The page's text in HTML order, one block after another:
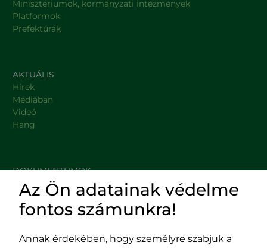
Minisztériumok, kormányzati intézmények
Platformok
Prefektúrák
AKTUÁLIS
Hírek
Médiában
Videó
Hang
DOKUMENTUMOK
HASZNOS LINKEK
Az Ön adatainak védelme
fontos számunkra!
Annak érdekében, hogy személyre szabjuk a